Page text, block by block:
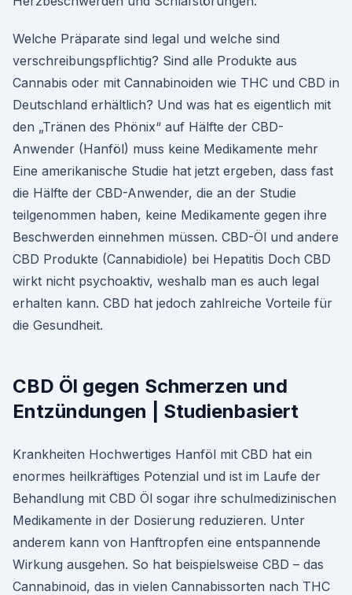
Welche Präparate sind legal und welche sind
verschreibungspflichtig? Sind alle Produkte aus
Cannabis oder mit Cannabinoiden wie THC und CBD in
Deutschland erhältlich? Und was hat es eigentlich mit
den „Tränen des Phönix“ auf Hälfte der CBD-
Anwender (Hanföl) muss keine Medikamente mehr
Eine amerikanische Studie hat jetzt ergeben, dass fast
die Hälfte der CBD-Anwender, die an der Studie
teilgenommen haben, keine Medikamente gegen ihre
Beschwerden einnehmen müssen. CBD-Öl und andere
CBD Produkte (Cannabidiole) bei Hepatitis Doch CBD
wirkt nicht psychoaktiv, weshalb man es auch legal
erhalten kann. CBD hat jedoch zahlreiche Vorteile für
die Gesundheit.
CBD Öl gegen Schmerzen und
Entzündungen | Studienbasiert
Krankheiten Hochwertiges Hanföl mit CBD hat ein
enormes heilkräftiges Potenzial und ist im Laufe der
Behandlung mit CBD Öl sogar ihre schulmedizinischen
Medikamente in der Dosierung reduzieren. Unter
anderem kann von Hanftropfen eine entspannende
Wirkung ausgehen. So hat beispielsweise CBD – das
Cannabinoid, das in vielen Cannabissorten nach THC